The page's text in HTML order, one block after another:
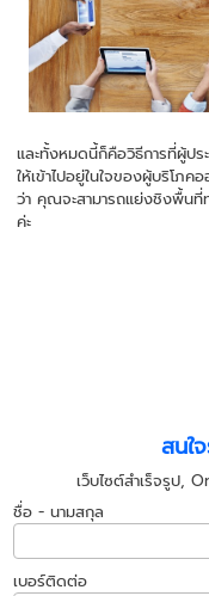
และทั้งหมดนี้ก็คือวิธีการที่ผู้ป
ให้เข้าไปอยู่ในใจของผู้บริโภ
ว่า คุณจะสามารถแย่งชิงพื้นที่
ค่ะ
สนใ
เว็บไซต์สำเร็จรูป,
ชื่อ - นามสกุล
เบอร์ติดต่อ